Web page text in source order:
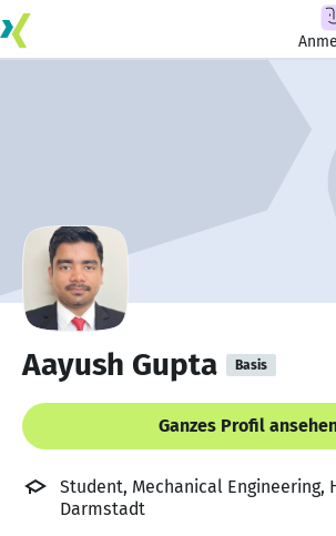
Aayush Gupta Basis
Ganzes Profil
Student, Mechanical Engineering,
Darmstadt